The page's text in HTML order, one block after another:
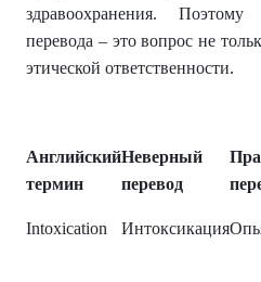
здравоохранения. Поэтому
перевода – это вопрос не
этической ответственности.
Английский
термин
Неверный
перевод
Intoxication Интоксикация